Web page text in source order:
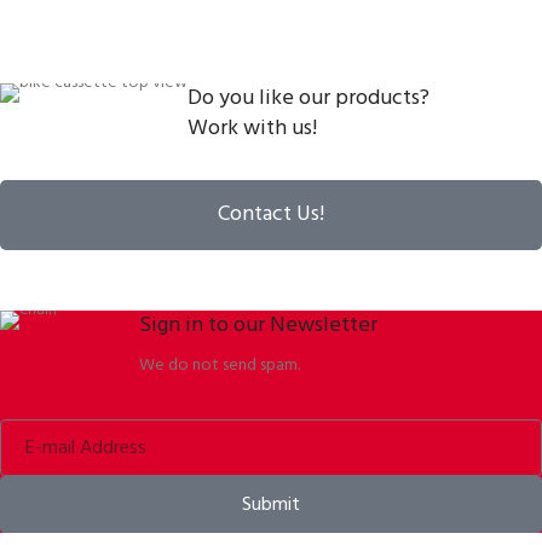
Do you like our products?
Work with us!
Contact Us!
Sign in to our Newsletter
We do not send spam.
Submit